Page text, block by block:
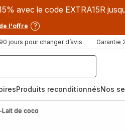
avec le code EXTRA15R
l'offre
90 jours pour changer d’avis Garantie
Produits reconditionnésNos
Lait de coco